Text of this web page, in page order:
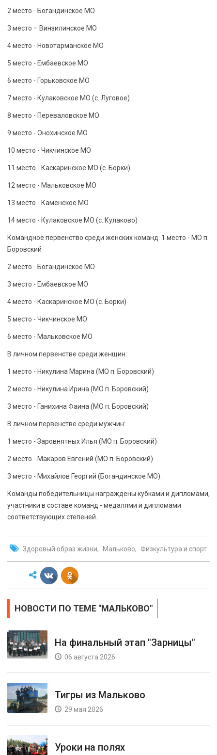
2 место - Богандинское МО
3 место – Винзилинское МО
4 место - Новотарманское МО
5 место - Ембаевское МО
6 место - Горьковское МО
7 место - Кулаковское МО (с. Луговое)
8 место - Переваловское МО
9 место - Онохинское МО
10 место - Чикчинское МО
11 место - Каскаринское МО (с. Борки)
12 место - Мальковское МО
13 место - Каменское МО
14 место - Кулаковское МО (с. Кулаково)
Командное первенство среди женских команд: 1 место - МО п.
Боровский
2 место - Богандинское МО
3 место - Ембаевское МО
4 место - Каскаринское МО (с. Борки)
5 место - Чикчинское МО
6 место - Мальковское МО
В личном первенстве среди женщин:
1 место - Никулина Марина (МО п. Боровский)
2 место - Никулина Ирина (МО п. Боровский)
3 место - Ганихина Фаина (МО п. Боровский)
В личном первенстве среди мужчин:
1 место - Заровнятных Илья (МО п. Боровский)
2 место - Макаров Евгений (МО п. Боровский)
3 место - Михайлов Георгий (Богандинское МО).
Команды победительницы награждены кубками и дипломами,
участники в составе команд - медалями и дипломами
соответствующих степеней.
Здоровый образ жизни Мальково Физкультура и спорт
НОВОСТИ ПО ТЕМЕ "МАЛЬКОВО"
На финальный этап "Зарницы"
06 августа 2026
Тигры из Мальково
29 мая 2026
Уроки на полях